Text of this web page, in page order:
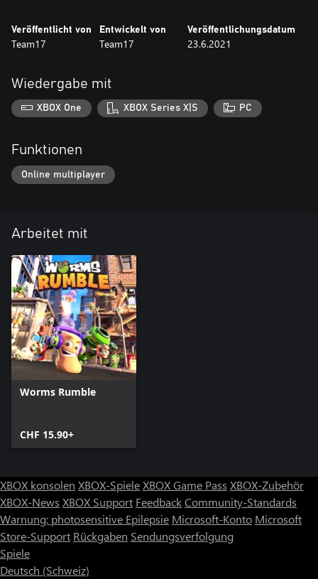
Veröffentlicht von
Team17
Entwickelt von
Team17
Veröffentlichungsdatum
23.6.2021
Wiedergabe mit
XBOX One XBOX Series X|S PC
Funktionen
Online multiplayer
Arbeitet mit
Worms Rumble
CHF 15.90+
XBOX konsolen XBOX-SpieleXBOX Game Pass XBOX-Zubehör
XBOX-News XBOX Support FeedbackCommunity-Standards
Warnung: photosensitive Epilepsie Microsoft-Konto Microsoft
Store-Support Rückgaben Sendungsverfolgung
Spiele
Deutsch (Schweiz)